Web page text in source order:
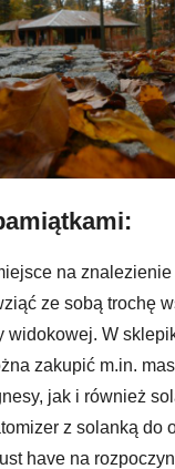
na
ze sobą trochę
widokowej. W
zakupić m.in.
jak i również
z solanką do
have na